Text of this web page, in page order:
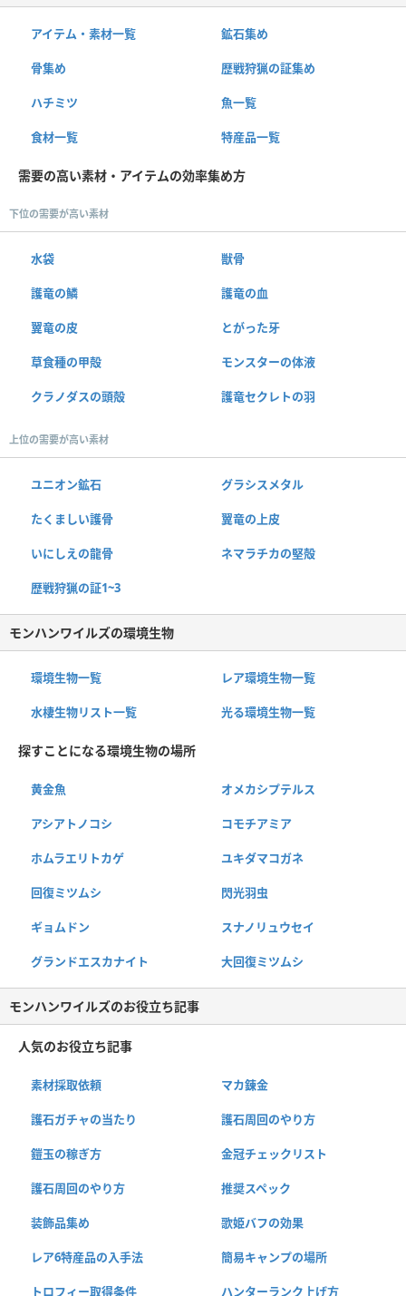
アイテム・素材一覧 鉱石集め
骨集め 歴戦狩猟の証集め
ハチミツ 魚一覧
食材一覧 特産品一覧
需要の高い素材・アイテムの効率集め方
下位の需要が高い素材
水袋 獣骨
護竜の鱗 護竜の血
翼竜の皮 とがった牙
草食種の甲殻 モンスターの体液
クラノダスの頭殻 護竜セクレトの羽
上位の需要が高い素材
ユニオン鉱石 グラシスメタル
たくましい護骨 翼竜の上皮
いにしえの龍骨 ネマラチカの堅殻
歴戦狩猟の証1~3
モンハンワイルズの環境生物
環境生物一覧 レア環境生物一覧
水棲生物リスト一覧 光る環境生物一覧
探すことになる環境生物の場所
黄金魚 オメカシプテルス
アシアトノコシ コモチアミア
ホムラエリトカゲ ユキダマコガネ
回復ミツムシ 閃光羽虫
ギョムドン スナノリュウセイ
グランドエスカナイト 大回復ミツムシ
モンハンワイルズのお役立ち記事
人気のお役立ち記事
素材採取依頼 マカ錬金
護石ガチャの当たり 護石周回のやり方
鎧玉の稼ぎ方 金冠チェックリスト
護石周回のやり方 推奨スペック
装飾品集め 歌姫バフの効果
レア6特産品の入手法 簡易キャンプの場所
トロフィー取得条件 ハンターランク上げ方